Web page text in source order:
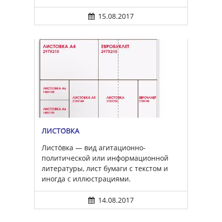
15.08.2017
ЛИСТО́ВКА
Листо́вка — вид агитационно-
политической или информационной
литературы, лист бумаги с текстом и
иногда с иллюстрациями.
14.08.2017